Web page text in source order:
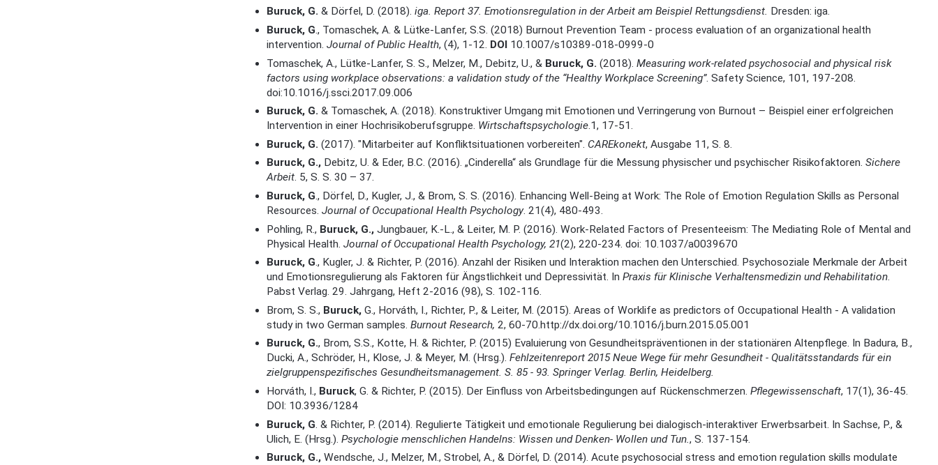
Buruck, G. & Dörfel, D. (2018). iga. Report 37. Emotionsregulation in der Arbeit am Beispiel Rettungsdienst. Dresden: iga.
Buruck, G., Tomaschek, A. & Lütke-Lanfer, S.S. (2018) Burnout Prevention Team - process evaluation of an organizational health
intervention. Journal of Public Health, (4), 1-12. DOI 10.1007/s10389-018-0999-0
Tomaschek, A., Lütke-Lanfer, S. S., Melzer, M., Debitz, U., & Buruck, G. (2018). Measuring work-related psychosocial and physical risk
factors using workplace observations: a validation study of the “Healthy Workplace Screening”. Safety Science, 101, 197-208.
doi:10.1016/j.ssci.2017.09.006
Buruck, G. & Tomaschek, A. (2018). Konstruktiver Umgang mit Emotionen und Verringerung von Burnout – Beispiel einer erfolgreichen
Intervention in einer Hochrisikoberufsgruppe. Wirtschaftspsychologie.1, 17-51.
Buruck, G. (2017). "Mitarbeiter auf Konfliktsituationen vorbereiten". CAREkonekt, Ausgabe 11, S. 8.
Buruck, G., Debitz, U. & Eder, B.C. (2016). „Cinderella“ als Grundlage für die Messung physischer und psychischer Risikofaktoren. Sichere
Arbeit. 5, S. S. 30 – 37.
Buruck, G., Dörfel, D., Kugler, J., & Brom, S. S. (2016). Enhancing Well-Being at Work: The Role of Emotion Regulation Skills as Personal
Resources. Journal of Occupational Health Psychology. 21(4), 480-493.
Pohling, R., Buruck, G., Jungbauer, K.-L., & Leiter, M. P. (2016). Work-Related Factors of Presenteeism: The Mediating Role of Mental and
Physical Health. Journal of Occupational Health Psychology, 21(2), 220-234. doi: 10.1037/a0039670
Buruck, G., Kugler, J. & Richter, P. (2016). Anzahl der Risiken und Interaktion machen den Unterschied. Psychosoziale Merkmale der Arbeit
und Emotionsregulierung als Faktoren für Ängstlichkeit und Depressivität. In Praxis für Klinische Verhaltensmedizin und Rehabilitation.
Pabst Verlag. 29. Jahrgang, Heft 2-2016 (98), S. 102-116.
Brom, S. S., Buruck, G., Horváth, I., Richter, P., & Leiter, M. (2015). Areas of Worklife as predictors of Occupational Health - A validation
study in two German samples. Burnout Research, 2, 60-70.http://dx.doi.org/10.1016/j.burn.2015.05.001
Buruck, G., Brom, S.S., Kotte, H. & Richter, P. (2015) Evaluierung von Gesundheitspräventionen in der stationären Altenpflege. In Badura, B.,
Ducki, A., Schröder, H., Klose, J. & Meyer, M. (Hrsg.). Fehlzeitenreport 2015 Neue Wege für mehr Gesundheit - Qualitätsstandards für ein
zielgruppenspezifisches Gesundheitsmanagement. S. 85 - 93. Springer Verlag. Berlin, Heidelberg.
Horváth, I., Buruck, G. & Richter, P. (2015). Der Einfluss von Arbeitsbedingungen auf Rückenschmerzen. Pflegewissenschaft, 17(1), 36-45.
DOI: 10.3936/1284
Buruck, G . & Richter, P. (2014). Regulierte Tätigkeit und emotionale Regulierung bei dialogisch-interaktiver Erwerbsarbeit. In Sachse, P., &
Ulich, E. (Hrsg.). Psychologie menschlichen Handelns: Wissen und Denken- Wollen und Tun. , S. 137-154.
Buruck, G., Wendsche, J., Melzer, M., Strobel, A., & Dörfel, D. (2014). Acute psychosocial stress and emotion regulation skills modulate